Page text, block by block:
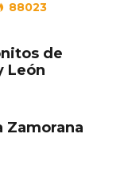
88023
de
León
Zamorana
de los